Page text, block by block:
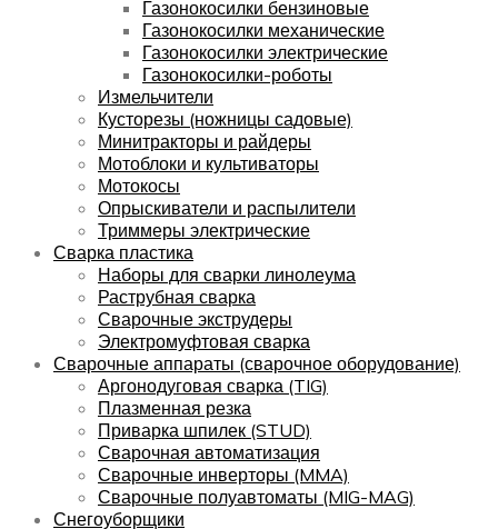
Газонокосилки бензиновые
Газонокосилки механические
Газонокосилки электрические
Газонокосилки-роботы
Измельчители
Кусторезы (ножницы садовые)
Минитракторы и райдеры
Мотоблоки и культиваторы
Мотокосы
Опрыскиватели и распылители
Триммеры электрические
Сварка пластика
Наборы для сварки линолеума
Раструбная сварка
Сварочные экструдеры
Электромуфтовая сварка
Сварочные аппараты (сварочное оборудование)
Аргонодуговая сварка (TIG)
Плазменная резка
Приварка шпилек (STUD)
Сварочная автоматизация
Сварочные инверторы (MMA)
Сварочные полуавтоматы (MIG-MAG)
Снегоуборщики